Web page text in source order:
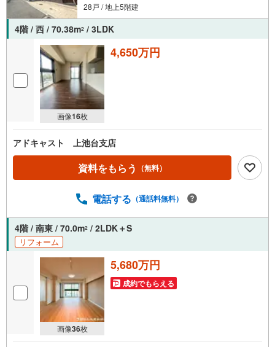
28戸 / 地上5階建
4階 / 西 / 70.38m2 / 3LDK
画像16枚
4,650万円
アドキャスト 上池台支店
資料をもらう （無料）
電話する （通話料無料）
4階 / 南東 / 70.0m2 / 2LDK＋S
リフォーム
画像36枚
5,680万円
成約でもらえる